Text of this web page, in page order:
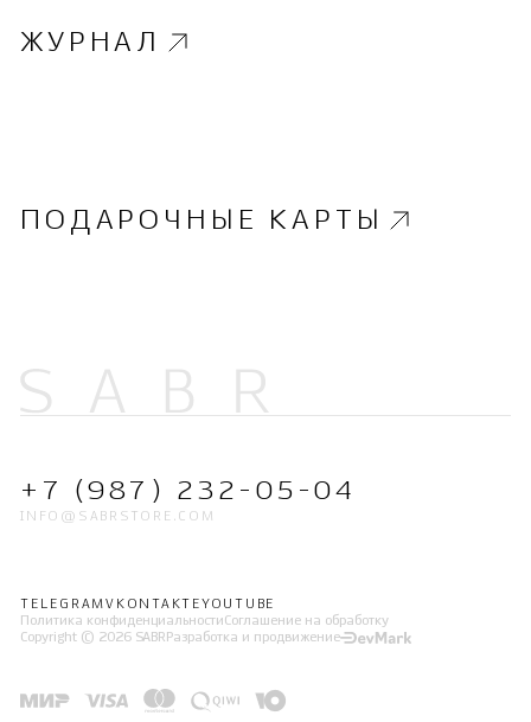
ЖУРНАЛ
ПОДАРОЧНЫЕ КАРТЫ
+7 (987) 232-05-04
INFO@SABRSTORE.COM
TELEGRAMVKONTAKTE YOUTUBE
Политика конфиденциальности Соглашение на обработку
Copyright © 2026 SABR Разработка и продвижение